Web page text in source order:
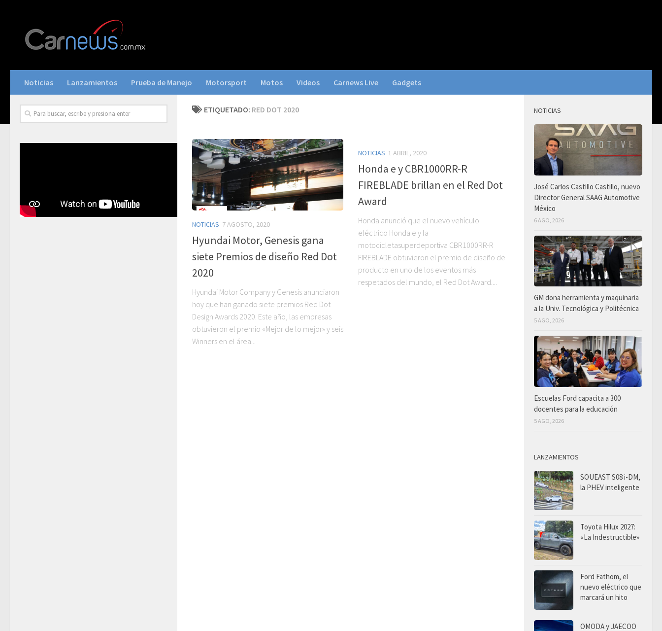
Noticias Lanzamientos Prueba de Manejo Motorsport Motos Videos Carnews Live Gadgets
ETIQUETADO: RED DOT 2020
NOTICIAS 7 AGOSTO, 2020
Hyundai Motor, Genesis gana
siete Premios de diseño Red Dot
2020
Hyundai Motor Company y Genesis anunciaron
hoy que han ganado siete premios Red Dot
Design Awards 2020. Este año, las empresas
obtuvieron el premio «Mejor de lo mejor» y seis
Winners en el área...
NOTICIAS 1 ABRIL, 2020
Honda e y CBR1000RR-R
FIREBLADE brillan en el Red Dot
Award
Honda anunció que el nuevo vehículo
eléctrico Honda e y la
motocicletasuperdeportiva CBR1000RR-R
FIREBLADE obtuvieron el premio de diseño de
producto en uno de los eventos más
respetados del mundo, el Red Dot Award....
NOTICIAS
José Carlos Castillo Castillo, nuevo
Director General SAAG Automotive
México
6 AGO, 2026
GM dona herramienta y maquinaria
a la Univ. Tecnológica y Politécnica
5 AGO, 2026
Escuelas Ford capacita a 300
docentes para la educación
5 AGO, 2026
LANZAMIENTOS
SOUEAST S08 i-DM,
la PHEV inteligente
Toyota Hilux 2027:
«La Indestructible»
Ford Fathom, el
nuevo eléctrico que
marcará un hito
OMODA y JAECOO